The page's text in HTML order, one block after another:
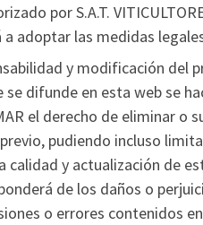
por S.A.T.
a adoptar las medidas
y modificación del
difunde en esta web se
el derecho de eliminar
pudiendo incluso
y actualización de
de los daños o
o errores contenidos